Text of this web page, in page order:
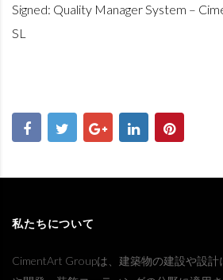
Signed: Quality Manager System –
SL
私たちについて
CimentArt Groupは、建築物の建設や設